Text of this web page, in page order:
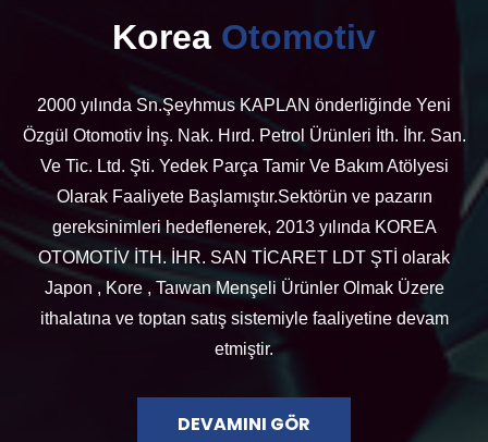
Korea Otomotiv
2000 yılında Sn.Şeyhmus KAPLAN önderliğinde Yeni
Özgül Otomotiv İnş. Nak. Hırd. Petrol Ürünleri İth. İhr. San.
Ve Tic. Ltd. Şti. Yedek Parça Tamir Ve Bakım Atölyesi
Olarak Faaliyete Başlamıştır.Sektörün ve pazarın
gereksinimleri hedeflenerek, 2013 yılında KOREA
OTOMOTİV İTH. İHR. SAN TİCARET LDT ŞTİ olarak
Japon , Kore , Taıwan Menşeli Ürünler Olmak Üzere
ithalatına ve toptan satış sistemiyle faaliyetine devam
etmiştir.
DEVAMINI GÖR